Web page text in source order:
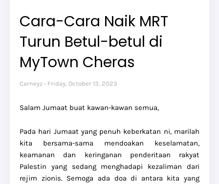
Cara-Cara Naik MRT
Turun Betul-betul di
MyTown Cheras
Carneyz Friday, October 13, 2023
Salam Jumaat buat kawan-kawan semua,
Pada hari Jumaat yang penuh keberkatan ni, marilah
kita bersama-sama mendoakan keselamatan,
keamanan dan keringanan penderitaan rakyat
Palestin yang sedang menghadapi kezaliman dari
rejim zionis. Semoga ada doa di antara kita yang